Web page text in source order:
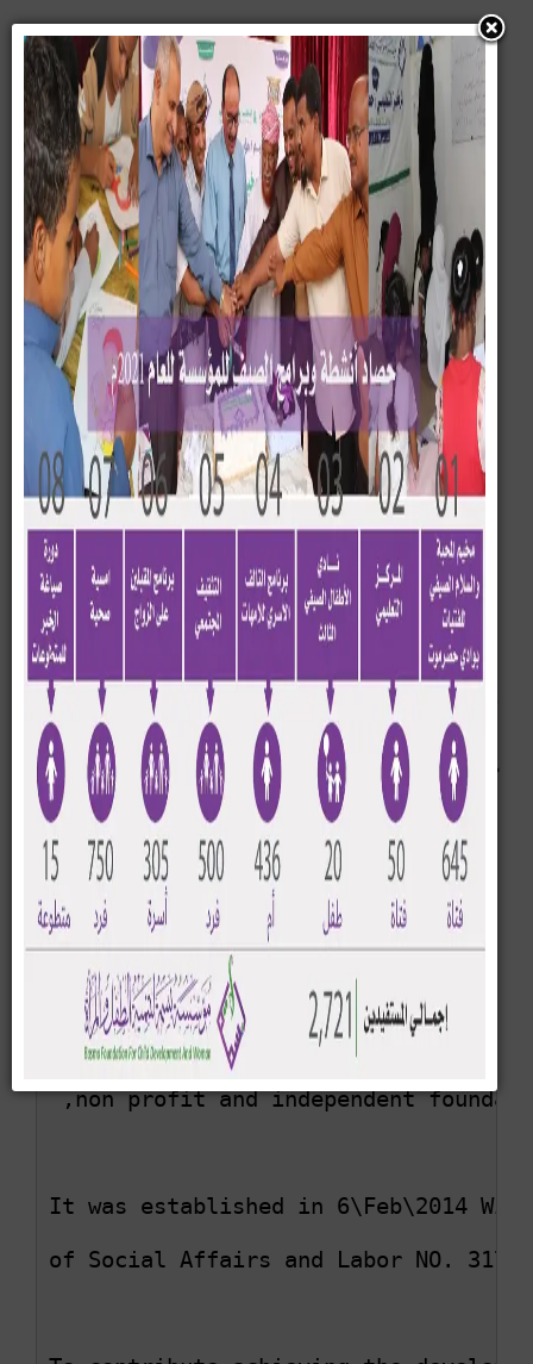
نبذة عن المؤسسة
المؤسسة في سطور :
من نحن :
مؤسسة بسمة لتنمية الطفل والمرأة –
مؤسسة تنموية غير ربحية مستقلة
تأسست في السادس من فبراير
للعام
2014م بترخيص من وزارة
الشؤون الاجتماعية والعمل برقم 317 /
2014 لتساهم في تحقيق أهداف
التنمية المستدامة التي يعمل عليها
كافة رواد العمل الانساني بالعالم حيث
برزت المؤسسة في الاهتمام بالفئات
الأشد ضعفا وهما الطفل والمرأة
who are we
Basma Foundation For child and
,non profit and independent
It was established in 6\Feb\2014
of Social Affairs and Labor NO.